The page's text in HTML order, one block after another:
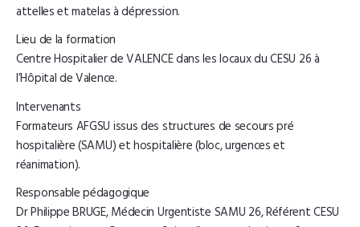
attelles et matelas à dépression.
Lieu de la formation
Centre Hospitalier de VALENCE dans les locaux du CESU 26 à
l’Hôpital de Valence.
Intervenants
Formateurs AFGSU issus des structures de secours pré
hospitalière (SAMU) et hospitalière (bloc, urgences et
réanimation).
Responsable pédagogique
Dr Philippe BRUGE, Médecin Urgentiste SAMU 26, Référent CESU